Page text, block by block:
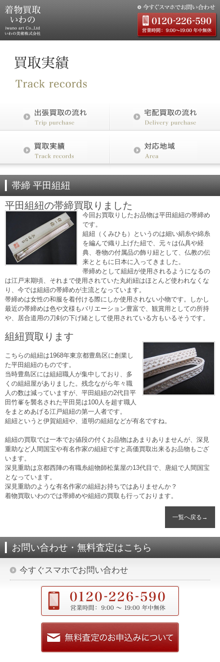
帯締 平田組紐
平田組紐の帯締買取りました
今回お買取りしたお品物は平田組紐の帯締め
です。
組紐（くみひも）というのは細い絹糸や綿糸
を編んで織り上げた紐で、元々は仏具や経
典、巻物の付属品の飾り紐として、仏教の伝
来とともに日本に入ってきました。
帯締めとして組紐が使用されるようになるの
は江戸末期頃、それまで使用されていた丸絎紐はほとんど使われなくな
り、今では組紐の帯締めが主流となっています。
帯締めは女性の和服を着付ける際にしか使用されない小物です。しかし
最近の帯締めは色や文様もバリエーション豊富で、観賞用としての所持
や、居合道用の刀剣の下げ緒として使用されている方もいるそうです。
組紐買取ります
こちらの組紐は1968年東京都豊島区に創業し
た平田組紐のものです。
当時豊島区には組紐職人が集中しており、多
くの組紐屋がありました。残念ながら年々職
人の数は減っていますが、平田組紐の2代目平
田竹峯を襲名された平田晃は100人を超す職人
をまとめあげる江戸組紐の第一人者です。
組紐というと伊賀組紐や、道明の組紐などが有名ですね。
組紐の買取では一本でお値段の付くお品物はあまりありませんが、深見
重助など人間国宝や有名作家の組紐ですと高価買取出来るお品物もござ
います。
深見重助は京都西陣の有職糸組物師松葉屋の13代目で、唐組で人間国宝
となっています。
深見重助のような有名作家の組紐お持ちではありませんか？
着物買取いわのでは帯締めや組紐の買取も行っております。
一覧へ戻る→
お問い合わせ・無料査定はこちら
今すぐスマホでお問い合わせ